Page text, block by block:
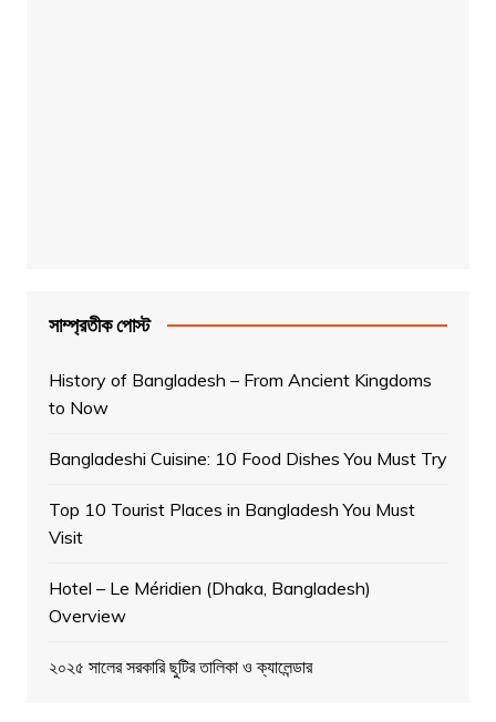
সাম্প্রতীক পোস্ট
History of Bangladesh – From Ancient Kingdoms
to Now
Bangladeshi Cuisine: 10 Food Dishes You Must Try
Top 10 Tourist Places in Bangladesh You Must
Visit
Hotel – Le Méridien (Dhaka, Bangladesh)
Overview
২০২৫ সালের সরকারি ছুটির তালিকা ও ক্যালেন্ডার